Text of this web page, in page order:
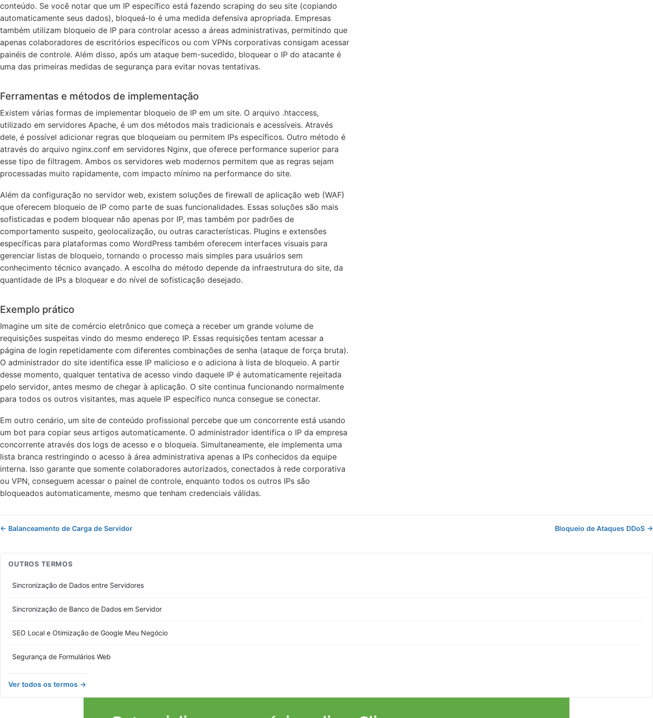
conteúdo. Se você notar que um IP específico está fazendo scraping do seu site (copiando
automaticamente seus dados), bloqueá-lo é uma medida defensiva apropriada. Empresas
também utilizam bloqueio de IP para controlar acesso a áreas administrativas, permitindo que
apenas colaboradores de escritórios específicos ou com VPNs corporativas consigam acessar
painéis de controle. Além disso, após um ataque bem-sucedido, bloquear o IP do atacante é
uma das primeiras medidas de segurança para evitar novas tentativas.
Ferramentas e métodos de implementação
Existem várias formas de implementar bloqueio de IP em um site. O arquivo .htaccess,
utilizado em servidores Apache, é um dos métodos mais tradicionais e acessíveis. Através
dele, é possível adicionar regras que bloqueiam ou permitem IPs específicos. Outro método é
através do arquivo nginx.conf em servidores Nginx, que oferece performance superior para
esse tipo de filtragem. Ambos os servidores web modernos permitem que as regras sejam
processadas muito rapidamente, com impacto mínimo na performance do site.
Além da configuração no servidor web, existem soluções de firewall de aplicação web (WAF)
que oferecem bloqueio de IP como parte de suas funcionalidades. Essas soluções são mais
sofisticadas e podem bloquear não apenas por IP, mas também por padrões de
comportamento suspeito, geolocalização, ou outras características. Plugins e extensões
específicas para plataformas como WordPress também oferecem interfaces visuais para
gerenciar listas de bloqueio, tornando o processo mais simples para usuários sem
conhecimento técnico avançado. A escolha do método depende da infraestrutura do site, da
quantidade de IPs a bloquear e do nível de sofisticação desejado.
Exemplo prático
Imagine um site de comércio eletrônico que começa a receber um grande volume de
requisições suspeitas vindo do mesmo endereço IP. Essas requisições tentam acessar a
página de login repetidamente com diferentes combinações de senha (ataque de força bruta).
O administrador do site identifica esse IP malicioso e o adiciona à lista de bloqueio. A partir
desse momento, qualquer tentativa de acesso vindo daquele IP é automaticamente rejeitada
pelo servidor, antes mesmo de chegar à aplicação. O site continua funcionando normalmente
para todos os outros visitantes, mas aquele IP específico nunca consegue se conectar.
Em outro cenário, um site de conteúdo profissional percebe que um concorrente está usando
um bot para copiar seus artigos automaticamente. O administrador identifica o IP da empresa
concorrente através dos logs de acesso e o bloqueia. Simultaneamente, ele implementa uma
lista branca restringindo o acesso à área administrativa apenas a IPs conhecidos da equipe
interna. Isso garante que somente colaboradores autorizados, conectados à rede corporativa
ou VPN, conseguem acessar o painel de controle, enquanto todos os outros IPs são
bloqueados automaticamente, mesmo que tenham credenciais válidas.
← Balanceamento de Carga de Servidor Bloqueio de Ataques DDoS →
OUTROS TERMOS
Sincronização de Dados entre Servidores
Sincronização de Banco de Dados em Servidor
SEO Local e Otimização de Google Meu Negócio
Segurança de Formulários Web
Ver todos os termos →